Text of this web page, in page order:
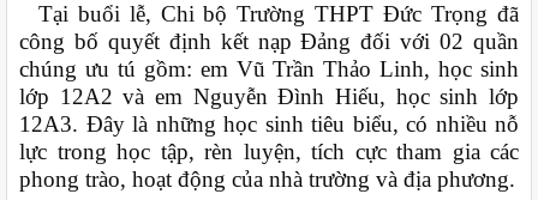
Tại buổi lễ, Chi bộ Trường THPT Đức Trọng đã
công bố quyết định kết nạp Đảng đối với 02 quần
chúng ưu tú gồm: em Vũ Trần Thảo Linh, học sinh
lớp 12A2 và em Nguyễn Đình Hiếu, học sinh lớp
12A3. Đây là những học sinh tiêu biểu, có nhiều nỗ
lực trong học tập, rèn luyện, tích cực tham gia các
phong trào, hoạt động của nhà trường và địa phương.